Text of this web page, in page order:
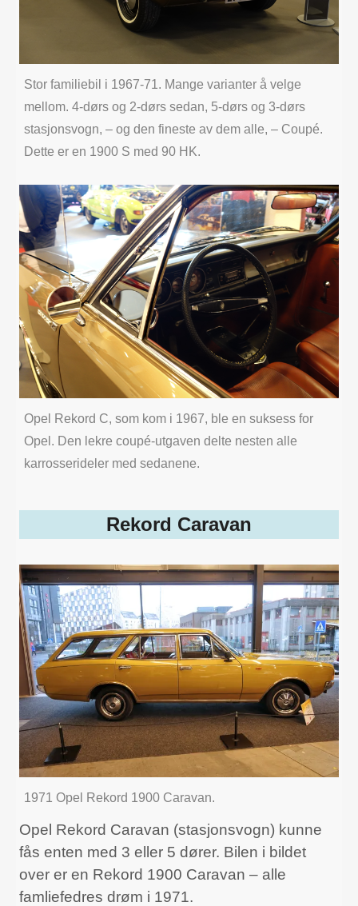
Stor familiebil i 1967-71. Mange varianter å velge
mellom. 4-dørs og 2-dørs sedan, 5-dørs og 3-dørs
stasjonsvogn, – og den fineste av dem alle, – Coupé.
Dette er en 1900 S med 90 HK.
Opel Rekord C, som kom i 1967, ble en suksess for
Opel. Den lekre coupé-utgaven delte nesten alle
karrosserideler med sedanene.
Rekord Caravan
1971 Opel Rekord 1900 Caravan.
Opel Rekord Caravan (stasjonsvogn) kunne
fås enten med 3 eller 5 dører. Bilen i bildet
over er en Rekord 1900 Caravan – alle
famliefedres drøm i 1971.